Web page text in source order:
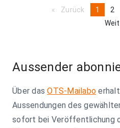
Zurück pageYou're
1 2
Aussender
Über dasOTS-Mailabo
Aussendungen des
sofort bei Veröffentlichung